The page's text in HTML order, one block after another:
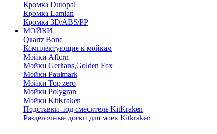
Кромка Duropal
Кромка Lamian
Кромка 3D/ABS/PP
МОЙКИ
Quartz Bond
Комплектующие к мойкам
Мойки Aflorn
Мойки Gerhans,Golden Fox
Мойки Paulmark
Мойки Top zero
Мойки Polygran
Мойки KitKraken
Подставки под смеситель KitKraken
Разделочные доски для моек Kitkraken